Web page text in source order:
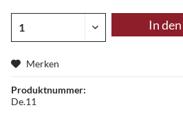
In den
Merken
Produktnummer:
De.11